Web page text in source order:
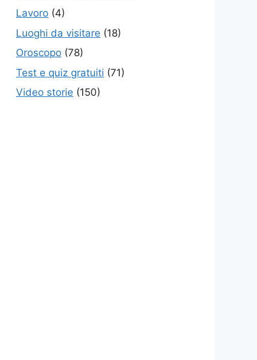
Lavoro (4)
Luoghi da visitare (18)
Oroscopo (78)
Test e quiz gratuiti (71)
Video storie (150)